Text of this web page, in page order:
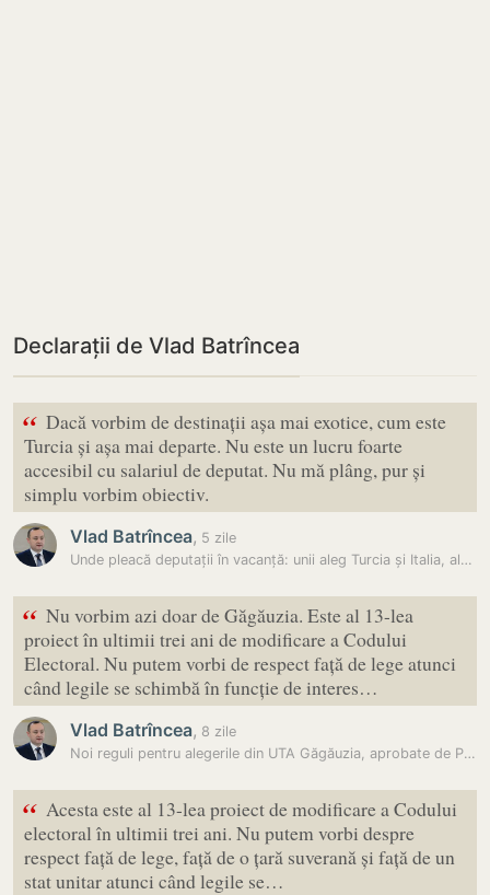
Declarații de Vlad Batrîncea
“ Dacă vorbim de destinații așa mai exotice, cum este
Turcia și așa mai departe. Nu este un lucru foarte
accesibil cu salariul de deputat. Nu mă plâng, pur și
simplu vorbim obiectiv.
Vlad Batrîncea, 5 zile
Unde pleacă deputații în vacanță: unii aleg Turcia și Italia, alții…
“ Nu vorbim azi doar de Găgăuzia. Este al 13-lea
proiect în ultimii trei ani de modificare a Codului
Electoral. Nu putem vorbi de respect față de lege atunci
când legile se schimbă în funcție de interes…
Vlad Batrîncea, 8 zile
Noi reguli pentru alegerile din UTA Găgăuzia, aprobate de Parlament.…
“ Acesta este al 13-lea proiect de modificare a Codului
electoral în ultimii trei ani. Nu putem vorbi despre
respect față de lege, față de o țară suverană și față de un
stat unitar atunci când legile se…